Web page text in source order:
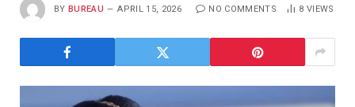
BY BUREAU APRIL 15, 2026 NO COMMENTS 8 VIEWS